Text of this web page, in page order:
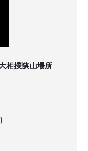
相撲狭山場所